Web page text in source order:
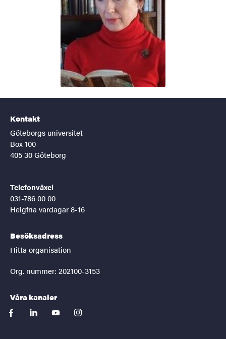
Kontakt
Göteborgs universitet
Box 100
405 30 Göteborg
Telefonväxel
031-786 00 00
Helgfria vardagar 8-16
Besöksadress
Hitta organisation
Org. nummer: 202100-3153
Våra kanaler
facebooklinkedinyoutubeinstagram